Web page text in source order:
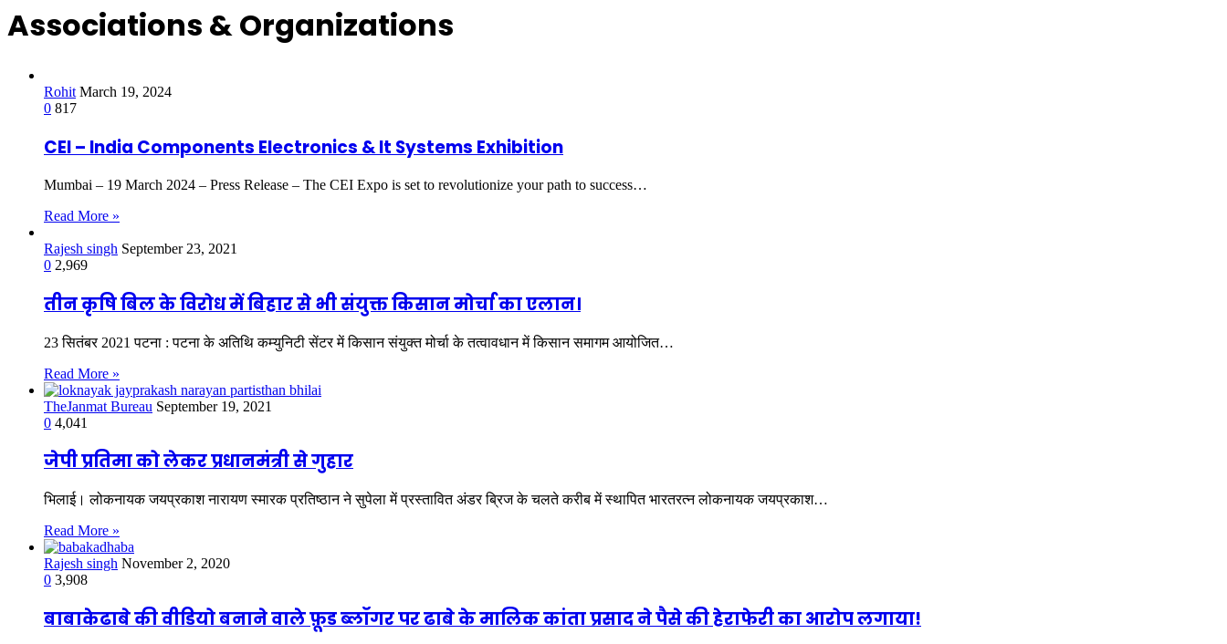
Associations & Organizations
Rohit March 19, 2024
0 817
CEI – India Components Electronics & It Systems Exhibition
Mumbai – 19 March 2024 – Press Release – The CEI Expo is set to revolutionize your path to success…
Read More »
Rajesh singh September 23, 2021
0 2,969
तीन कृषि बिल के विरोध में बिहार से भी संयुक्त किसान मोर्चा का एलान।
23 सितंबर 2021 पटना : पटना के अतिथि कम्युनिटी सेंटर में किसान संयुक्त मोर्चा के तत्वावधान में किसान समागम आयोजित…
Read More »
TheJanmat Bureau September 19, 2021
0 4,041
जेपी प्रतिमा को लेकर प्रधानमंत्री से गुहार
भिलाई। लोकनायक जयप्रकाश नारायण स्मारक प्रतिष्ठान ने सुपेला में प्रस्तावित अंडर ब्रिज के चलते करीब में स्थापित भारतरत्न लोकनायक जयप्रकाश…
Read More »
Rajesh singh November 2, 2020
0 3,908
बाबाकेढाबे की वीडियो बनाने वाले फ़ूड ब्लॉगर पर ढाबे के मालिक कांता प्रसाद ने पैसे की हेराफेरी का आरोप लगाया!